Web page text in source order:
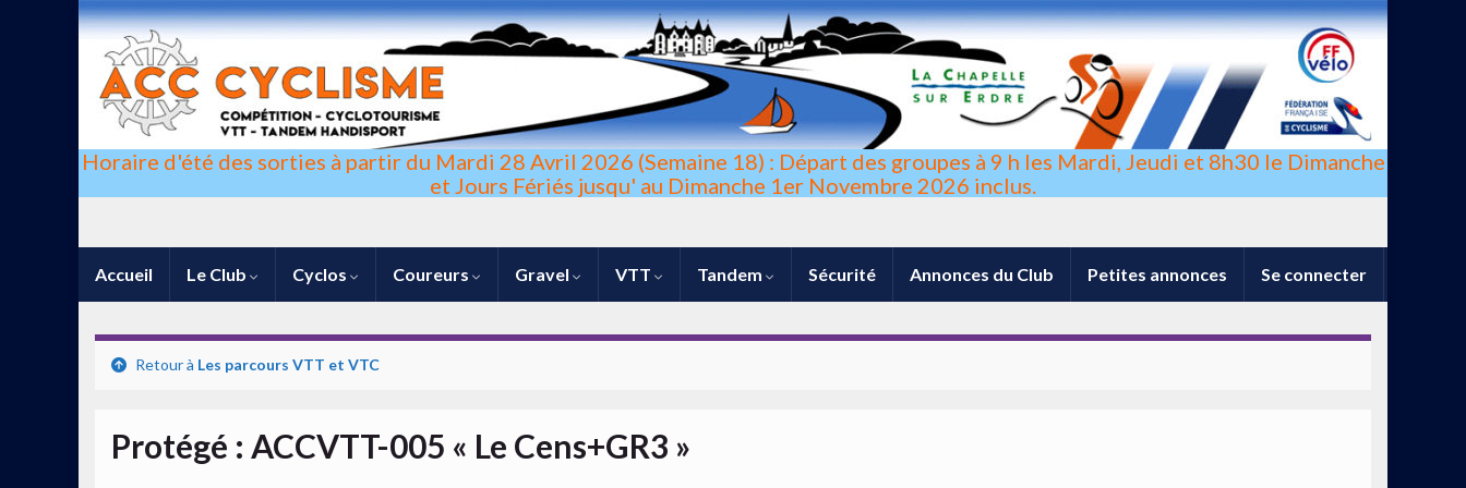
Horaire d'été des sorties à partir du Mardi 28 Avril 2026 (Semaine 18) : Départ des groupes à 9 h les Mardi, Jeudi et 8h30 le Dimanche
et Jours Fériés jusqu' au Dimanche 1er Novembre 2026 inclus.
Accueil Le Club Cyclos Coureurs Gravel VTT Tandem Sécurité Annonces du Club Petites annonces Se connecter
Retour à Les parcours VTT et VTC
Protégé : ACCVTT-005 « Le Cens+GR3 »